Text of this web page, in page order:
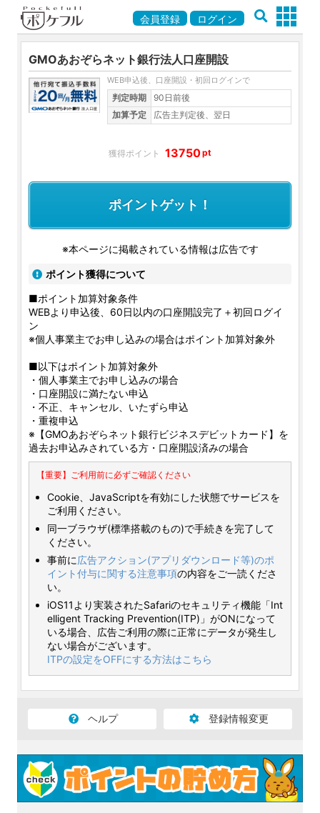
会員登録 ログイン
GMOあおぞらネット銀行法人口座開設
WEB申込後、口座開設・初回ログインで
判定時期
90日前後
加算予定
広告主判定後、翌日
13750pt
ポイントゲット！
※本ページに掲載されている情報は広告です
ポイント獲得について
■ポイント加算対象条件
WEBより申込後、60日以内の口座開設完了＋初回ログイ
ン
※個人事業主でお申し込みの場合はポイント加算対象外
■以下はポイント加算対象外
・個人事業主でお申し込みの場合
・口座開設に満たない申込
・不正、キャンセル、いたずら申込
・重複申込
※【GMOあおぞらネット銀行ビジネスデビットカード】を
過去お申込みされている方・口座開設済みの場合
【重要】ご利用前に必ずご確認ください
Cookie、JavaScriptを有効にした状態でサービスを
ご利用ください。
同一ブラウザ(標準搭載のもの)で手続きを完了して
ください。
事前に広告アクション(アプリダウンロード等)のポ
イント付与に関する注意事項の内容をご一読くださ
い。
iOS11より実装されたSafariのセキュリティ機能「Int
elligent Tracking Prevention(ITP)」がONになって
いる場合、広告ご利用の際に正常にデータが発生し
ない場合がございます。
ITPの設定をOFFにする方法はこちら
ヘルプ 登録情報変更